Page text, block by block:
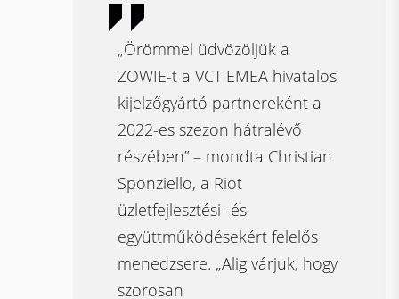
„Örömmel üdvözöljük a
ZOWIE-t a VCT EMEA hivatalos
kijelzőgyártó partnereként a
2022-es szezon hátralévő
részében” – mondta Christian
Sponziello, a Riot
üzletfejlesztési- és
együttműködésekért felelős
menedzsere. „Alig várjuk, hogy
szorosan